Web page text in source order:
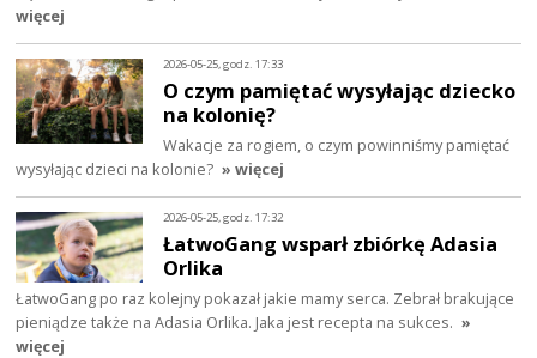
więcej
2026-05-25, godz. 17:33
O czym pamiętać wysyłając dziecko
na kolonię?
Wakacje za rogiem, o czym powinniśmy pamiętać
wysyłając dzieci na kolonie? » więcej
2026-05-25, godz. 17:32
ŁatwoGang wsparł zbiórkę Adasia
Orlika
ŁatwoGang po raz kolejny pokazał jakie mamy serca. Zebrał brakujące
pieniądze także na Adasia Orlika. Jaka jest recepta na sukces. »
więcej